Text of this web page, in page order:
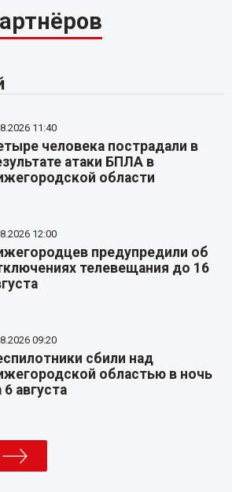
11:40
человека пострадали в
атаки БПЛА в
области
12:00
предупредили об
телевещания до 16
09:20
сбили над
областью в ночь
6 августа